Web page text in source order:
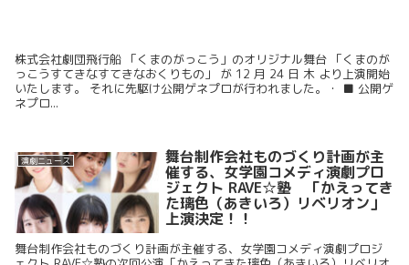
株式会社劇団飛行船 「くまのがっこう」のオリジナル舞台 「くまのが
っこうすてきなすてきなおくりもの」 が 12 月 24 日 木 より上演開始
いたします。 それに先駆け公開ゲネプロが行われました。・ ■ 公開ゲ
ネプロ...
演劇ニュース 舞台制作会社ものづくり計画が主
催する、女学園コメディ演劇プロ
ジェクト RAVE☆塾 「かえってき
た璃色（あきいろ）リベリオン」
上演決定！！
舞台制作会社ものづくり計画が主催する、女学園コメディ演劇プロジ